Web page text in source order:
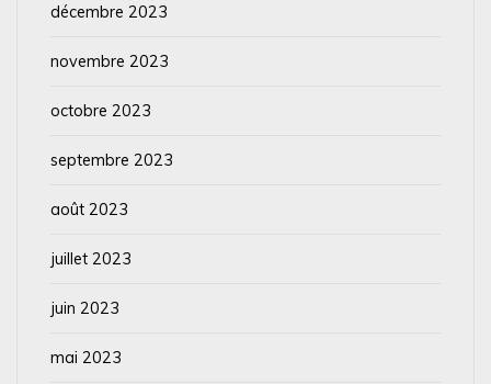
décembre 2023
novembre 2023
octobre 2023
septembre 2023
août 2023
juillet 2023
juin 2023
mai 2023